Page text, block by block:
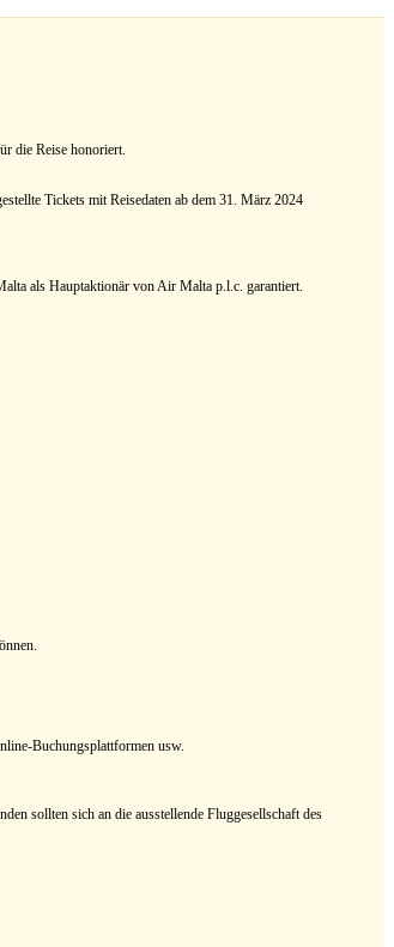
die Reise honoriert.
Tickets mit Reisedaten ab dem 31. März 2024
als Hauptaktionär von Air Malta p.l.c. garantiert.
Buchungsplattformen usw.
sollten sich an die ausstellende Fluggesellschaft des